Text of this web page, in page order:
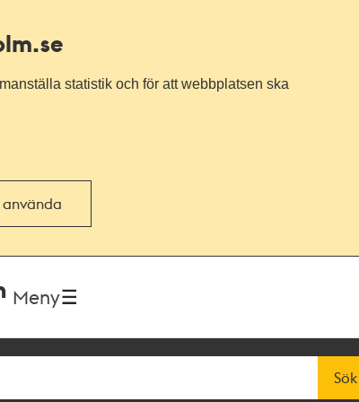
statistik och för att webbplatsen ska
Meny
Sök